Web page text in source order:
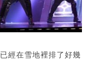
經在雪地裡排了好幾